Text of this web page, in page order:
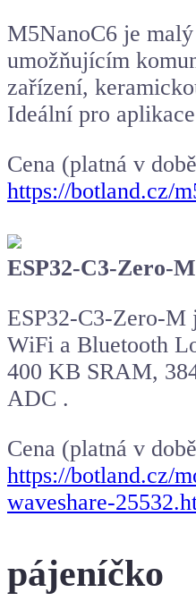
M5NanoC6 je
umožňujícím
zařízení,
Ideální pro
Cena (platná v
https://botland.cz/
ESP32-C3-Zero-
ESP32-C3-Zero-M
WiFi a Bluetooth
400 KB SRAM,
ADC .
Cena (platná v
https://botland.cz/
waveshare-
pájeníčko